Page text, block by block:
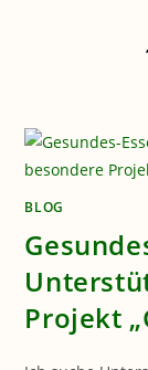
BLOG
Projekt